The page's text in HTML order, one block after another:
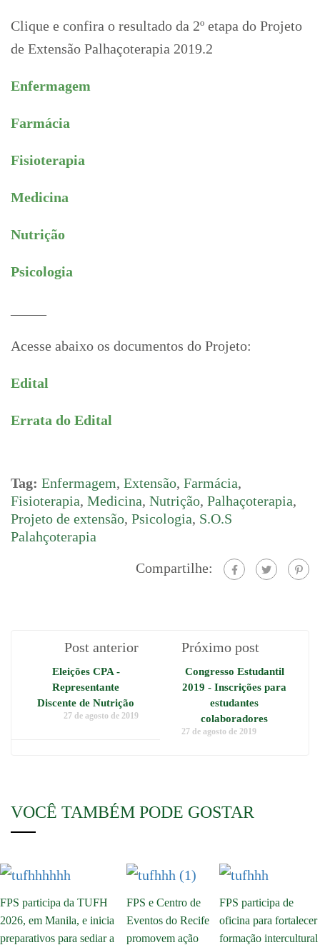
Clique e confira o resultado da 2º etapa do Projeto
de Extensão Palhaçoterapia 2019.2
Enfermagem
Farmácia
Fisioterapia
Medicina
Nutrição
Psicologia
Acesse abaixo os documentos do Projeto:
Edital
Errata do Edital
Tag: Enfermagem, Extensão, Farmácia,
Fisioterapia, Medicina, Nutrição, Palhaçoterapia,
Projeto de extensão, Psicologia, S.O.S
Palahçoterapia
Compartilhe:
Post anterior
Eleições CPA -
Representante
Discente de Nutrição
27 de agosto de 2019
Próximo post
Congresso Estudantil
2019 - Inscrições para
estudantes
colaboradores
27 de agosto de 2019
VOCÊ TAMBÉM PODE GOSTAR
FPS participa da TUFH
2026, em Manila, e inicia
preparativos para sediar a
FPS e Centro de
Eventos do Recife
promovem ação
FPS participa de
oficina para fortalecer
formação intercultural